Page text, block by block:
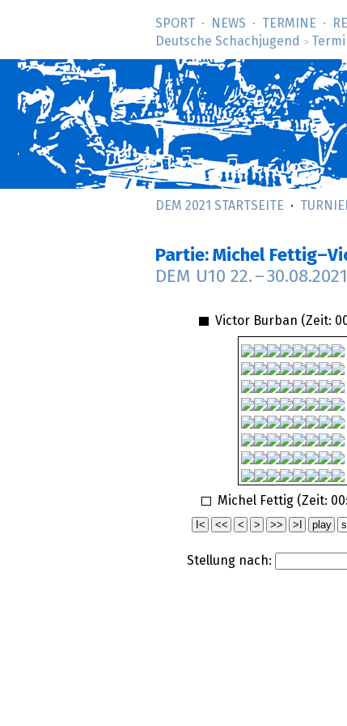
SPORT NEWS TERMINE
Deutsche Schachjugend
>
DEM 2021 STARTSEITE
Partie: Michel
DEM U10 22. –30.08.2021
Victor Burban (Zeit:
Michel Fettig (Zeit:
Stellung nach: